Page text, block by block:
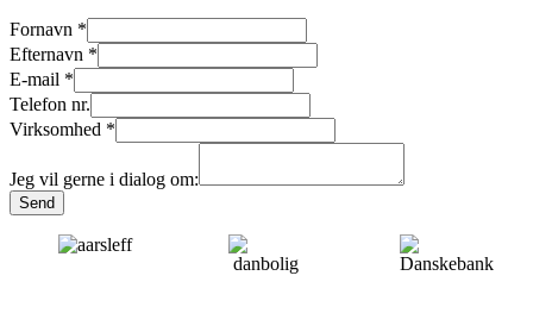
Fornavn *
Efternavn *
E-mail *
Telefon nr.
Virksomhed *
Jeg vil gerne i dialog om:
Send